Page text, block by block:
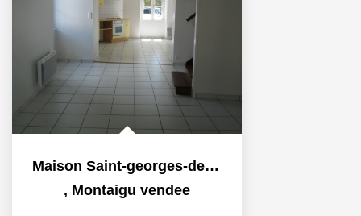
Maison Saint-georges-de-montaigu - 3 Pièce(s) - 80 M2
, Montaigu vendee